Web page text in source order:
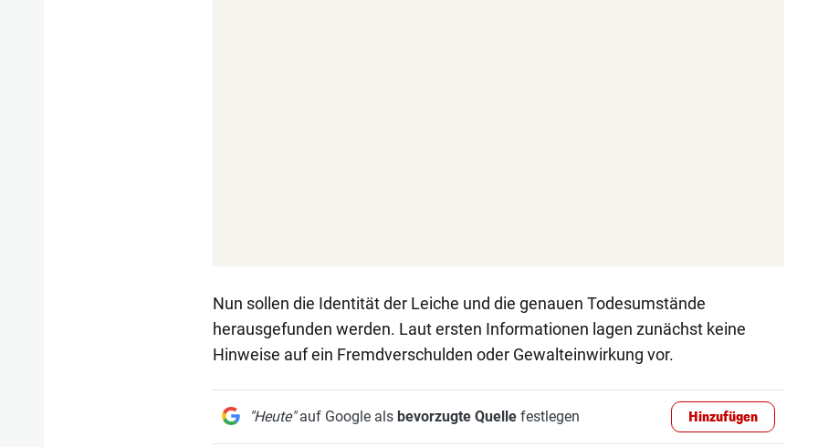
Nun sollen die Identität der Leiche und die genauen Todesumstände
herausgefunden werden. Laut ersten Informationen lagen zunächst keine
Hinweise auf ein Fremdverschulden oder Gewalteinwirkung vor.
"Heute"auf Google als bevorzugte Quellefestlegen Hinzufügen